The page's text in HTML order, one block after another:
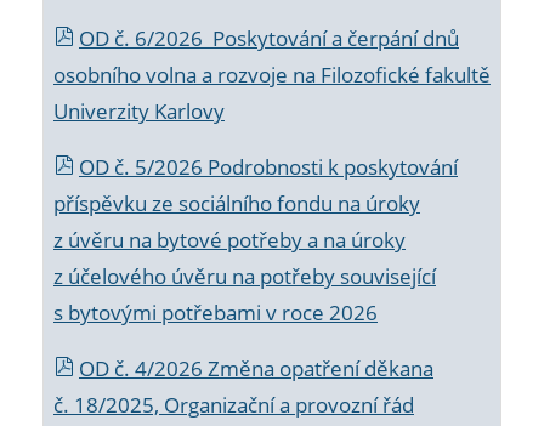
OD č. 6/2026 Poskytování a čerpání dnů
osobního volna a rozvoje na Filozofické fakultě
Univerzity Karlovy
OD č. 5/2026 Podrobnosti k poskytování
příspěvku ze sociálního fondu na úroky
z úvěru na bytové potřeby a na úroky
z účelového úvěru na potřeby související
s bytovými potřebami v roce 2026
OD č. 4/2026 Změna opatření děkana
č. 18/2025, Organizační a provozní řád